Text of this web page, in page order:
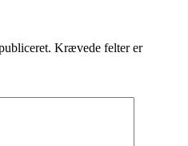
Krævede felter er